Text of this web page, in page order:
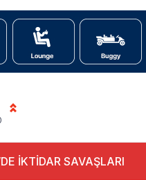
İKTİDAR SAVAŞLARI